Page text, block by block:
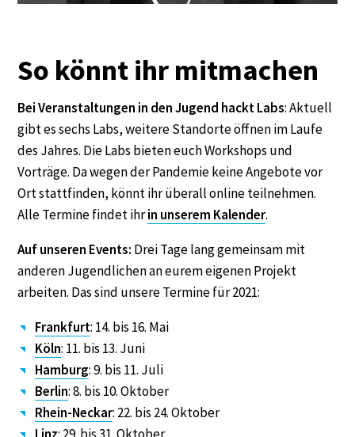
So könnt ihr mitmachen
Bei Veranstaltungen in den Jugend hackt Labs: Aktuell
gibt es sechs Labs, weitere Standorte öffnen im Laufe
des Jahres. Die Labs bieten euch Workshops und
Vorträge. Da wegen der Pandemie keine Angebote vor
Ort stattfinden, könnt ihr überall online teilnehmen.
Alle Termine findet ihrin unserem Kalender.
Auf unseren Events: Drei Tage lang gemeinsam mit
anderen Jugendlichen an eurem eigenen Projekt
arbeiten. Das sind unsere Termine für 2021:
Frankfurt: 14. bis 16. Mai
Köln: 11. bis 13. Juni
Hamburg: 9. bis 11. Juli
Berlin: 8. bis 10. Oktober
Rhein-Neckar: 22. bis 24. Oktober